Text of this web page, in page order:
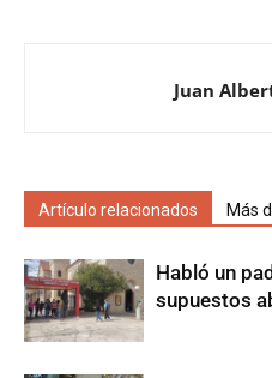
Juan
Artículo relacionados Más
Habló un
supuestos